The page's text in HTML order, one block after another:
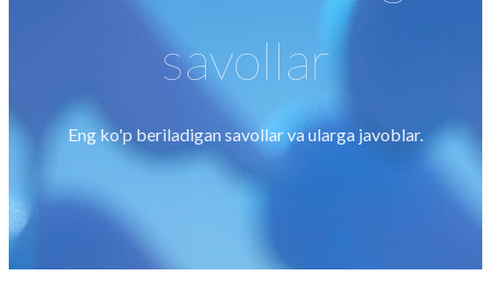
savollar
Eng ko'p beriladigan savollar va ularga javoblar.